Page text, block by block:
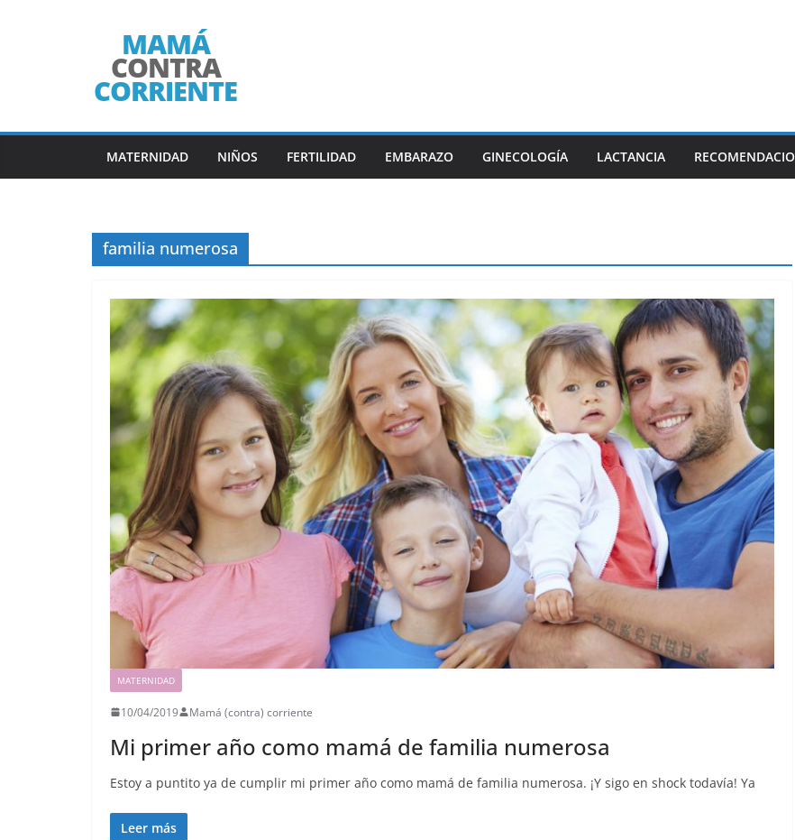
MATERNIDAD NIÑOS FERTILIDAD EMBARAZO GINECOLOGÍA LACTANCIA
familia numerosa
MATERNIDAD
10/04/2019 Mamá (contra) corriente
Mi primer año como mamá de familia numerosa
Estoy a puntito ya de cumplir mi primer año como mamá de familia numerosa. ¡Y sigo en shock todavía! Ya
Leer más